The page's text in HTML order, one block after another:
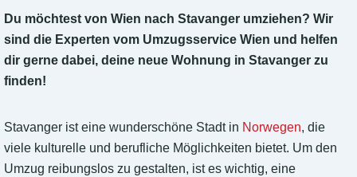
Du möchtest von Wien nach Stavanger umziehen? Wir
sind die Experten vom Umzugsservice Wien und helfen
dir gerne dabei, deine neue Wohnung in Stavanger zu
finden!
Stavanger ist eine wunderschöne Stadt in Norwegen, die
viele kulturelle und berufliche Möglichkeiten bietet. Um den
Umzug reibungslos zu gestalten, ist es wichtig, eine